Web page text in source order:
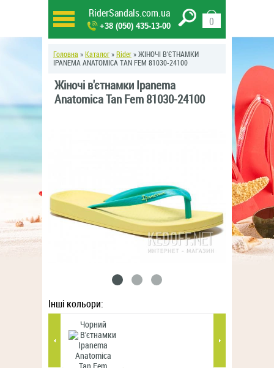
RiderSandals.com.ua
+38 (050) 435-13-00 0
Головна » Каталог» Rider » ЖІНОЧІ В'ЄТНАМКИ
IPANEMA ANATOMICA TAN FEM 81030-24100
Інші кольори:
Чорний
Жіночі в'єтнамки Ipanema
Anatomica Tan Fem 81030-24100